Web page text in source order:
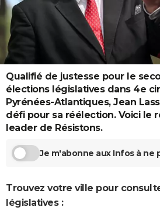
Destinations
City break
Voyage nature
Voyage de noces
Forum
Climat
+PHOTO
GUIDES D'ACHAT
CARTE DE VOEUX
Carte de Noël
Carte Bonne année
Carte Saint-Valentin
Carte Pâques
Carte d'anniversaire
DICTIONNAIRE
Dictionnaire
Biographies
Citations
Expressions
Proverbes
PROGRAMME TV
COPAINS D'AVANT
FORUM
Qualifié de justesse pour le
élections législatives dans 4e
Pyrénées-Atlantiques, Jean
défi pour sa réélection. Voici le
leader de Résistons.
Je m'abonne aux Infos à ne
Trouvez votre ville pour
législatives :